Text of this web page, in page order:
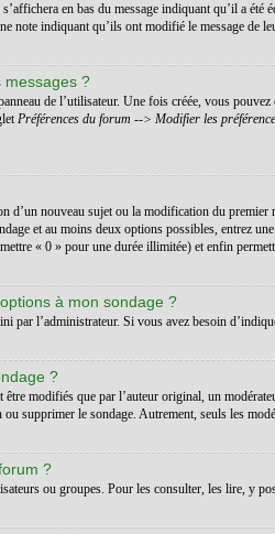
en bas du message indiquant qu’il a
note indiquant qu’ils ont modifié le message
messages ?
de l’utilisateur. Une fois créée, vous
Préférences du forum --> Modifier les
d’un nouveau sujet ou la modification du
et au moins deux options possibles, entrez
« 0 » pour une durée illimitée) et enfin
à mon sondage ?
par l’administrateur. Si vous avez besoin
?
être modifiés que par l’auteur original, un
supprimer le sondage. Autrement, seuls les
?
ou groupes. Pour les consulter, les lire, y